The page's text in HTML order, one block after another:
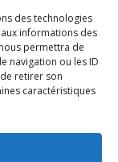
des technologies
informations des
permettra de
navigation ou les ID
retirer son
caractéristiques